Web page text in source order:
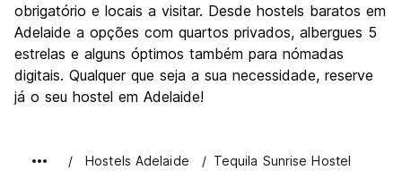
obrigatório e locais a visitar. Desde hostels baratos em
Adelaide a opções com quartos privados, albergues 5
estrelas e alguns óptimos também para nómadas
digitais. Qualquer que seja a sua necessidade, reserve
já o seu hostel em Adelaide!
Hostels Adelaide Tequila Sunrise Hostel